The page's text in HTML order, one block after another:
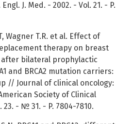
J. Med. - 2002. - Vol. 21. - P.
Wagner T.R. et al. Effect of
therapy on breast
bilateral prophylactic
and BRCA2 mutation carriers:
// Journal of clinical oncology:
Society of Clinical
23. - № 31. - P. 7804-7810.